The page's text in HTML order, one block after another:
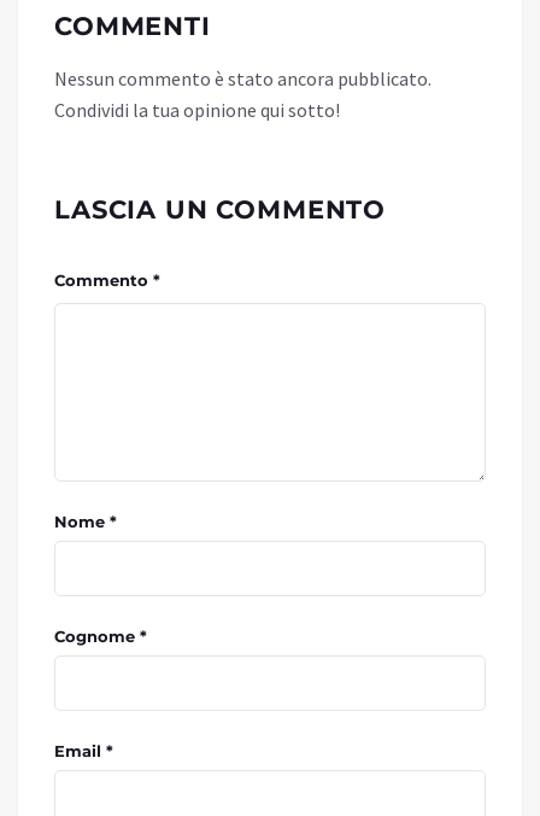
COMMENTI
Nessun commento è stato ancora pubblicato.
Condividi la tua opinione qui sotto!
LASCIA UN COMMENTO
Commento *
Nome *
Cognome *
Email *